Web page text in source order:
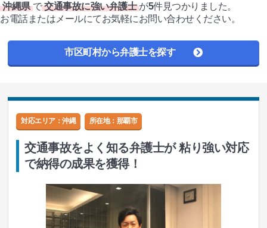
沖縄県 で 交通事故に強い弁護士 が5件見つかりました。
お電話またはメールにてお気軽にお問い合わせください。
市区町村から弁護士を探す
対応エリア：沖縄 所在地： 那覇市
交通事故をよく知る弁護士が 粘り強い対応
で納得の成果を獲得！